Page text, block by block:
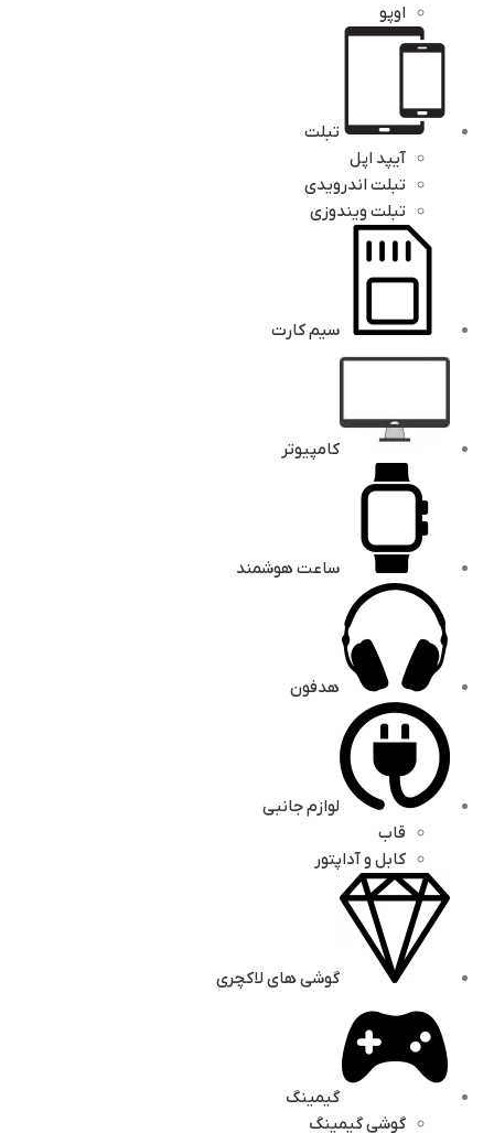
اوپو
تبلت
آیپد اپل
تبلت اندرویدی
تبلت ویندوزی
سیم کارت
کامپیوتر
ساعت هوشمند
هدفون
لوازم جانبی
قاب
کابل و آداپتور
گوشی های لاکچری
گیمینگ
گوشی گیمینگ